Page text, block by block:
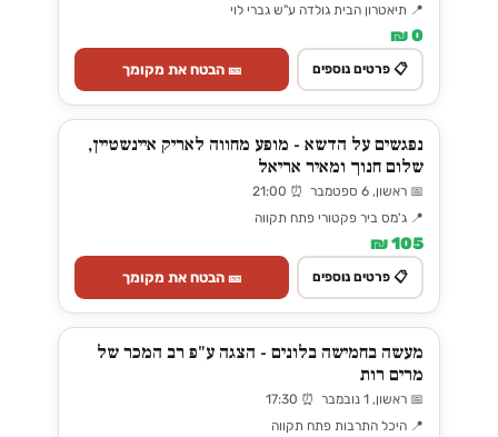
📍 תיאטרון הבית גולדה ע"ש גברי לוי
0 ₪
📋 פרטים נוספים 🎫 הבטח את מקומך
נפגשים על הדשא - מופע מחווה לאריק איינשטיין,
שלום חנוך ומאיר אריאל
📅 ראשון, 6 ספטמבר ⏰ 21:00
📍 ג'מס ביר פקטורי פתח תקווה
105 ₪
📋 פרטים נוספים 🎫 הבטח את מקומך
מעשה בחמישה בלונים - הצגה ע"פ רב המכר של
מרים רות
📅 ראשון, 1 נובמבר ⏰ 17:30
📍 היכל התרבות פתח תקווה